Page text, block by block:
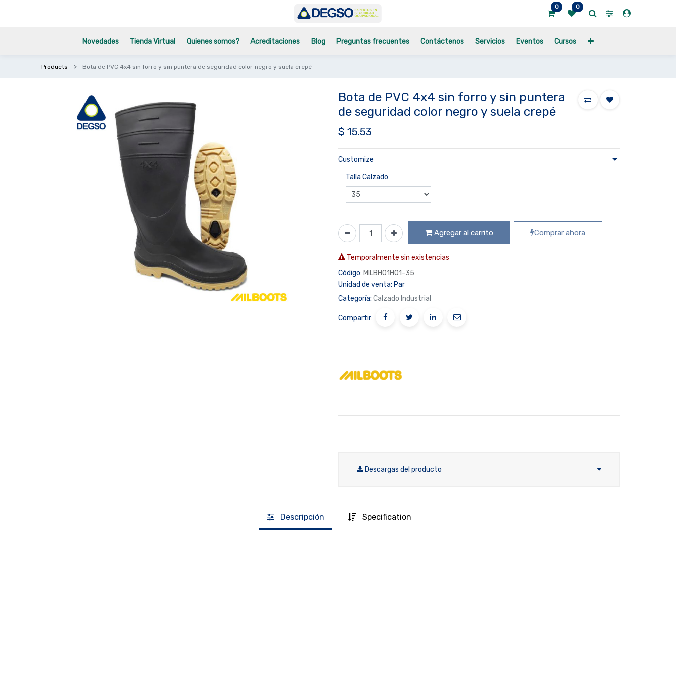
0 0
Novedades Tienda Virtual Quienes somos? Acreditaciones Blog Preguntas frecuentes Contáctenos Servicios Eventos Cursos
Products Bota de PVC 4x4 sin forro y sin puntera de seguridad color negro y suela crepé
Bota de PVC 4x4 sin forro y sin puntera
de seguridad color negro y suela crepé
$ 15.53
Customize
Talla Calzado
Agregar al carrito Comprar ahora
Temporalmente sin existencias
Código: MILBH01H01-35
Unidad de venta: Par
Categoría: Calzado Industrial
Compartir:
Descargas del producto
Descripción Specification